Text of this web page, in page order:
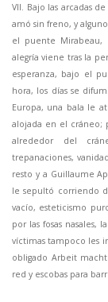
VII. Bajo las arcadas
amó sin freno, y
el puente Mirabeau,
alegría viene tras la
esperanza, bajo el
hora, los días se
Europa, una bala le
alojada en el cráneo;
alrededor del
trepanaciones,
resto y a Guillaume
le sepultó corriendo
vacío, esteticismo
por las fosas nasales,
víctimas tampoco les
obligado Arbeit
red y escobas para